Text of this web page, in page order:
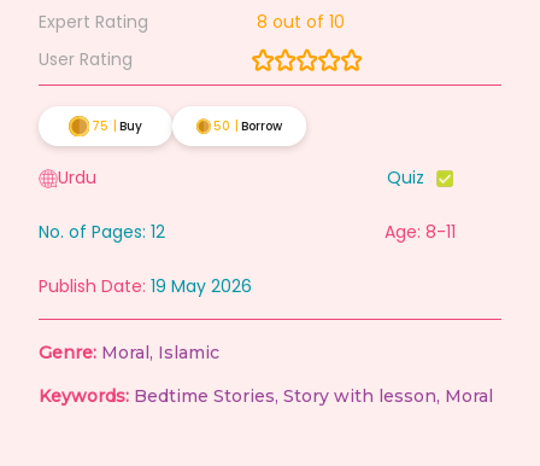
Expert Rating 8 out of 10
User Rating
75 Buy 50 Borrow
Urdu Quiz
No. of Pages: 12 Age: 8-11
Publish Date: 19 May 2026
Genre: Moral, Islamic
Keywords: Bedtime Stories, Story with lesson, Moral